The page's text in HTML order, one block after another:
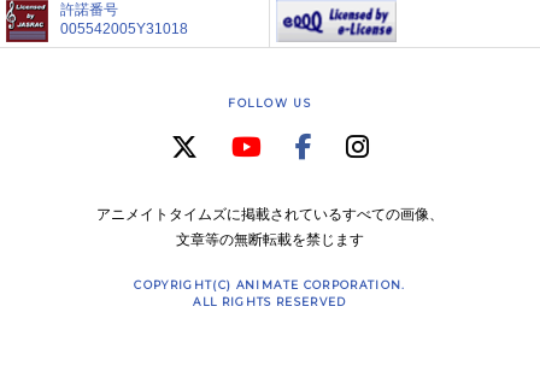
許諾番号
005542005Y31018
FOLLOW US
アニメイトタイムズに掲載されているすべての画像、
文章等の無断転載を禁じます
COPYRIGHT(C) ANIMATE CORPORATION.
ALL RIGHTS RESERVED